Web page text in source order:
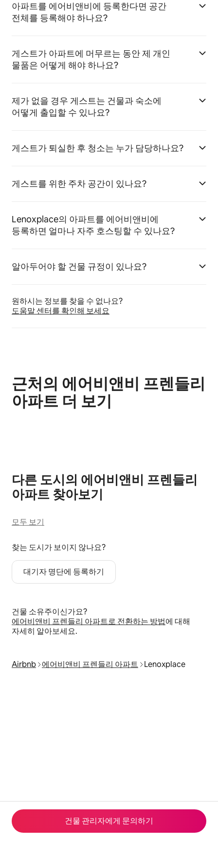
건물 관리자에게 문의하기
아파트를 에어비앤비에 등록한다면 공간
전체를 등록해야 하나요?
게스트가 아파트에 머무르는 동안 제 개인
물품은 어떻게 해야 하나요?
제가 없을 경우 게스트는 건물과 숙소에
어떻게 출입할 수 있나요?
게스트가 퇴실한 후 청소는 누가 담당하나요?
게스트를 위한 주차 공간이 있나요?
Lenoxplace의 아파트를 에어비앤비에
등록하면 얼마나 자주 호스팅할 수 있나요?
알아두어야 할 건물 규정이 있나요?
원하시는 정보를 찾을 수 없나요?
도움말 센터를 확인해 보세요
근처의 에어비앤비 프렌들리
아파트 더 보기
다른 도시의 에어비앤비 프렌들리
아파트 찾아보기
모두 보기
찾는 도시가 보이지 않나요?
대기자 명단에 등록하기
건물 소유주이신가요?
에어비앤비 프렌들리 아파트로 전환하는 방법에 대해
자세히 알아보세요.
Airbnb 에어비앤비 프렌들리 아파트 Lenoxplace